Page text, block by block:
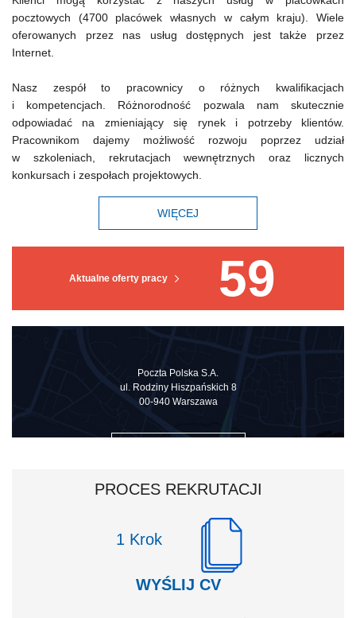
Aktualne oferty pracy 59
Poczta Polska S.A.
ul. Rodziny Hiszpańskich 8
00-940 Warszawa
pocztowych (4700 placówek własnych w całym kraju). Wiele
oferowanych przez nas usług dostępnych jest także przez
Internet.
Nasz zespół to pracownicy o różnych kwalifikacjach
i kompetencjach. Różnorodność pozwala nam skutecznie
odpowiadać na zmieniający się rynek i potrzeby klientów.
Pracownikom dajemy możliwość rozwoju poprzez udział
w szkoleniach, rekrutacjach wewnętrznych oraz licznych
konkursach i zespołach projektowych.
WIĘCEJ
PROCES REKRUTACJI
Krok
WYŚLIJ CV